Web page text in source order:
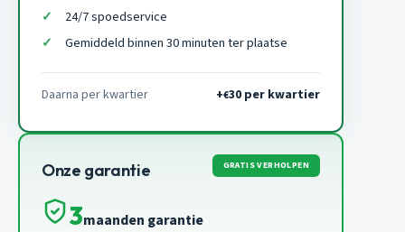
24/7 spoedservice
Gemiddeld binnen 30 minuten ter plaatse
Daarna per kwartier +€30 per kwartier
Onze garantie GRATIS VERHOLPEN
3maanden garantie